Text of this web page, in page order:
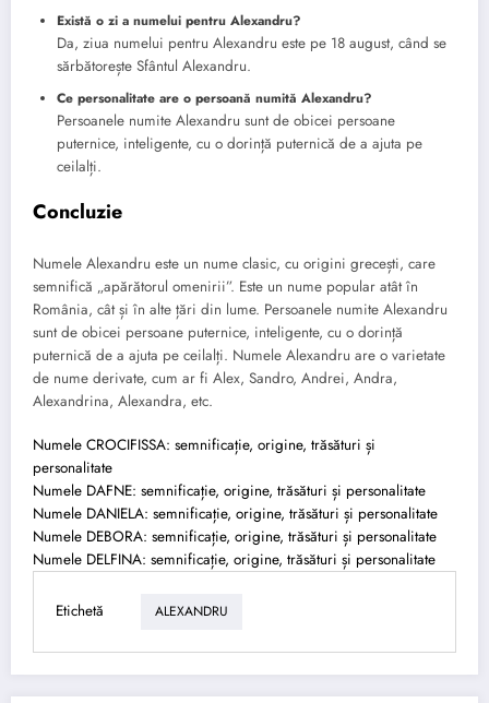
Există o zi a numelui pentru Alexandru?
Da, ziua numelui pentru Alexandru este pe 18 august, când se
sărbătorește Sfântul Alexandru.
Ce personalitate are o persoană numită Alexandru?
Persoanele numite Alexandru sunt de obicei persoane
puternice, inteligente, cu o dorință puternică de a ajuta pe
ceilalți.
Concluzie
Numele Alexandru este un nume clasic, cu origini grecești, care
semnifică „apărătorul omenirii”. Este un nume popular atât în
România, cât și în alte țări din lume. Persoanele numite Alexandru
sunt de obicei persoane puternice, inteligente, cu o dorință
puternică de a ajuta pe ceilalți. Numele Alexandru are o varietate
de nume derivate, cum ar fi Alex, Sandro, Andrei, Andra,
Alexandrina, Alexandra, etc.
Numele CROCIFISSA: semnificație, origine, trăsături și
personalitate
Numele DAFNE: semnificație, origine, trăsături și personalitate
Numele DANIELA: semnificație, origine, trăsături și personalitate
Numele DEBORA: semnificație, origine, trăsături și personalitate
Numele DELFINA: semnificație, origine, trăsături și personalitate
Etichetă ALEXANDRU